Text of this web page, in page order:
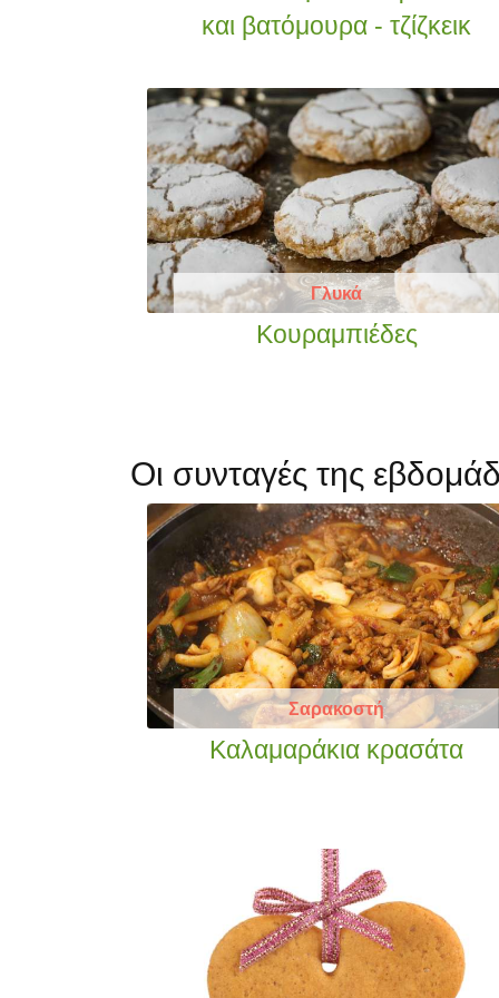
και βατόμουρα - τζίζκεικ
Γλυκά
Κουραμπιέδες
Οι συνταγές της
Σαρακοστή
Καλαμαράκια κρασάτα